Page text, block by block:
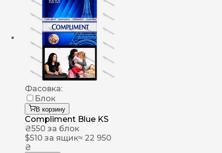
Фасовка:
Блок
В корзину
Compliment Blue KS
₴550 за блок
$510 за ящик≈ 22 950
₴